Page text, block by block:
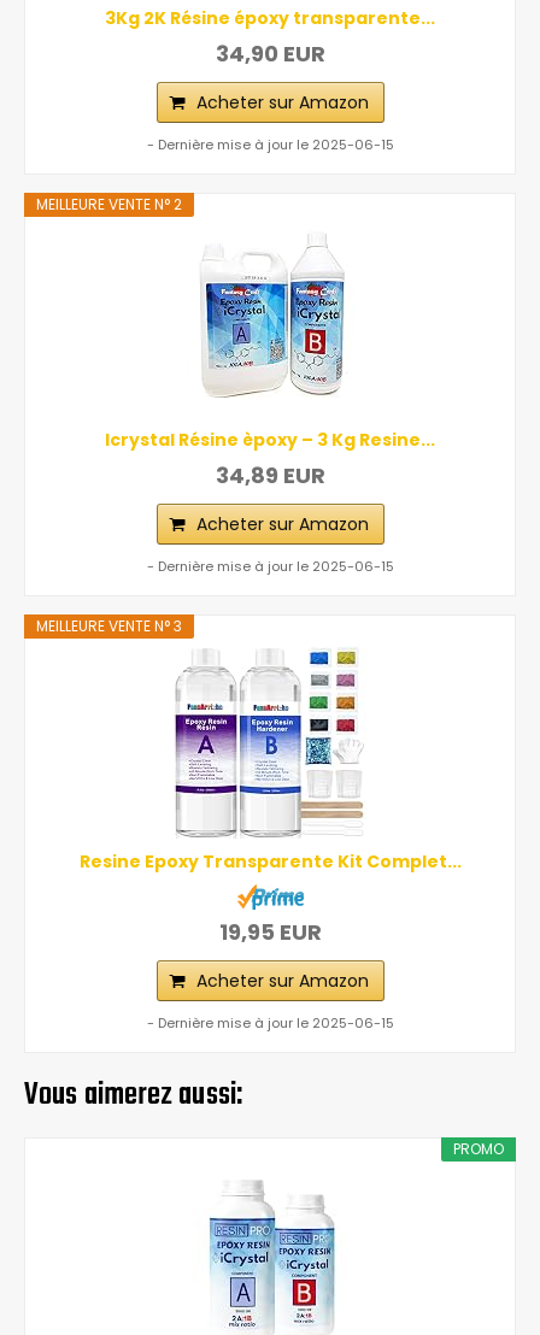
3Kg 2K Résine époxy transparente...
34,90 EUR
Acheter sur Amazon
- Dernière mise à jour le 2025-06-15
MEILLEURE VENTE N° 2
Icrystal Résine èpoxy – 3 Kg Resine...
34,89 EUR
Acheter sur Amazon
- Dernière mise à jour le 2025-06-15
MEILLEURE VENTE N° 3
Resine Epoxy Transparente Kit Complet...
19,95 EUR
Acheter sur Amazon
- Dernière mise à jour le 2025-06-15
Vous aimerez aussi:
PROMO